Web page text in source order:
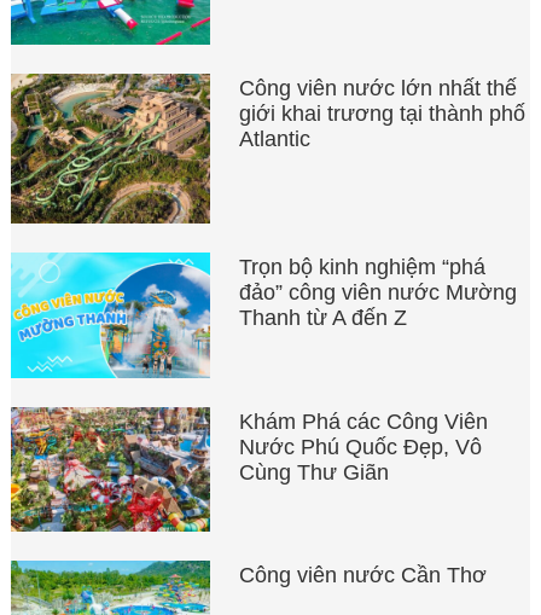
Công viên nước lớn nhất thế
giới khai trương tại thành phố
Atlantic
Trọn bộ kinh nghiệm “phá
đảo” công viên nước Mường
Thanh từ A đến Z
Khám Phá các Công Viên
Nước Phú Quốc Đẹp, Vô
Cùng Thư Giãn
Công viên nước Cần Thơ